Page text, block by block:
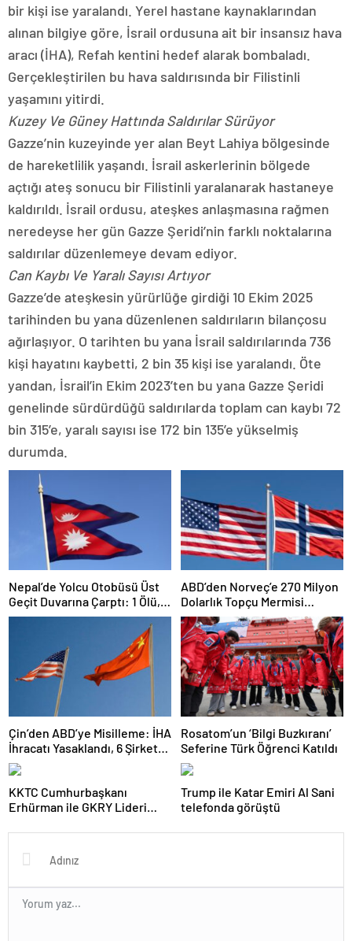
bir kişi ise yaralandı. Yerel hastane kaynaklarından
alınan bilgiye göre, İsrail ordusuna ait bir insansız hava
aracı (İHA), Refah kentini hedef alarak bombaladı.
Gerçekleştirilen bu hava saldırısında bir Filistinli
yaşamını yitirdi.
Kuzey Ve Güney Hattında Saldırılar Sürüyor
Gazze’nin kuzeyinde yer alan Beyt Lahiya bölgesinde
de hareketlilik yaşandı. İsrail askerlerinin bölgede
açtığı ateş sonucu bir Filistinli yaralanarak hastaneye
kaldırıldı. İsrail ordusu, ateşkes anlaşmasına rağmen
neredeyse her gün Gazze Şeridi’nin farklı noktalarına
saldırılar düzenlemeye devam ediyor.
Can Kaybı Ve Yaralı Sayısı Artıyor
Gazze’de ateşkesin yürürlüğe girdiği 10 Ekim 2025
tarihinden bu yana düzenlenen saldırıların bilançosu
ağırlaşıyor. O tarihten bu yana İsrail saldırılarında 736
kişi hayatını kaybetti, 2 bin 35 kişi ise yaralandı. Öte
yandan, İsrail’in Ekim 2023’ten bu yana Gazze Şeridi
genelinde sürdürdüğü saldırılarda toplam can kaybı 72
bin 315’e, yaralı sayısı ise 172 bin 135’e yükselmiş
durumda.
Nepal’de Yolcu Otobüsü Üst
Geçit Duvarına Çarptı: 1 Ölü,
19 Yaralı
ABD’den Norveç’e 270 Milyon
Dolarlık Topçu Mermisi
Satışına Onay
Çin’den ABD’ye Misilleme: İHA
İhracatı Yasaklandı, 6 Şirket
Yaptırım Listesinde
Rosatom’un ‘Bilgi Buzkıranı’
Seferine Türk Öğrenci Katıldı
KKTC Cumhurbaşkanı
Erhürman ile GKRY Lideri
Görüşecek
Trump ile Katar Emiri Al Sani
telefonda görüştü